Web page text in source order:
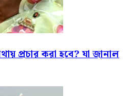
প্রচার করা হবে? যা জানাল